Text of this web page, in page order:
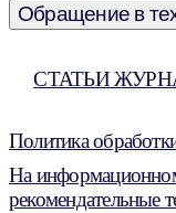
Обращение в
СТАТЬИ
Политика
На
рекомендательные